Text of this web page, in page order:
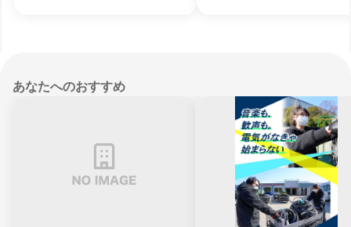
あなたへのおすすめ